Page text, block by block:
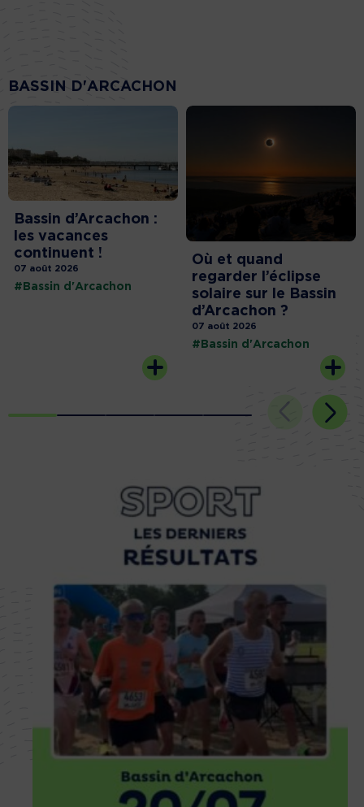
BASSIN D'ARCACHON
Bassin d’Arcachon :
les vacances
continuent !
07 août 2026
#Bassin d'Arcachon
Où et quand
regarder l’éclipse
solaire sur le Bassin
d’Arcachon ?
07 août 2026
#Bassin d'Arcachon